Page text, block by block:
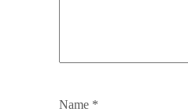
Name *